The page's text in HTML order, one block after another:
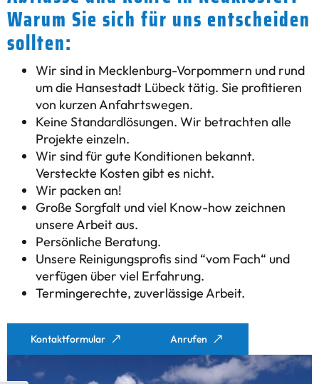
Warum Sie sich für uns entscheiden
sollten:
Wir sind in Mecklenburg-Vorpommern und rund
um die Hansestadt Lübeck tätig. Sie profitieren
von kurzen Anfahrtswegen.
Keine Standardlösungen. Wir betrachten alle
Projekte einzeln.
Wir sind für gute Konditionen bekannt.
Versteckte Kosten gibt es nicht.
Wir packen an!
Große Sorgfalt und viel Know-how zeichnen
unsere Arbeit aus.
Persönliche Beratung.
Unsere Reinigungsprofis sind “vom Fach“ und
verfügen über viel Erfahrung.
Termingerechte, zuverlässige Arbeit.
Kontaktformular Anrufen